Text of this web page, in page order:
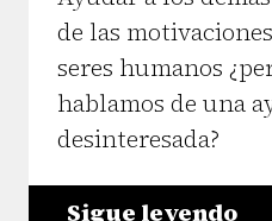
de las
seres humanos
hablamos de una
desinteresada?
Sigue leyendo